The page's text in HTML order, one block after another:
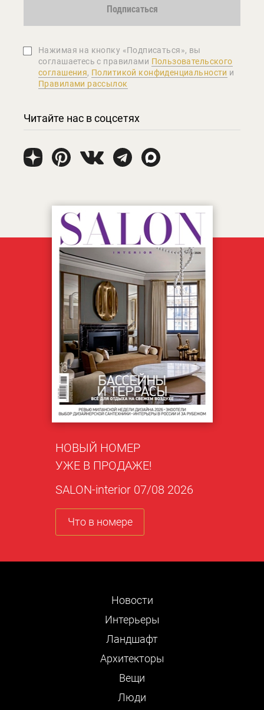
Подписаться
Нажимая на кнопку «Подписаться», вы
соглашаетеcь с правилами Пользовательского
соглашения, Политикой конфиденциальности и
Правилами рассылок
Читайте нас в соцсетях
НОВЫЙ НОМЕР
УЖЕ В ПРОДАЖЕ!
SALON-interior 07/08 2026
Что в номере
Новости
Интерьеры
Ландшафт
Архитекторы
Вещи
Люди